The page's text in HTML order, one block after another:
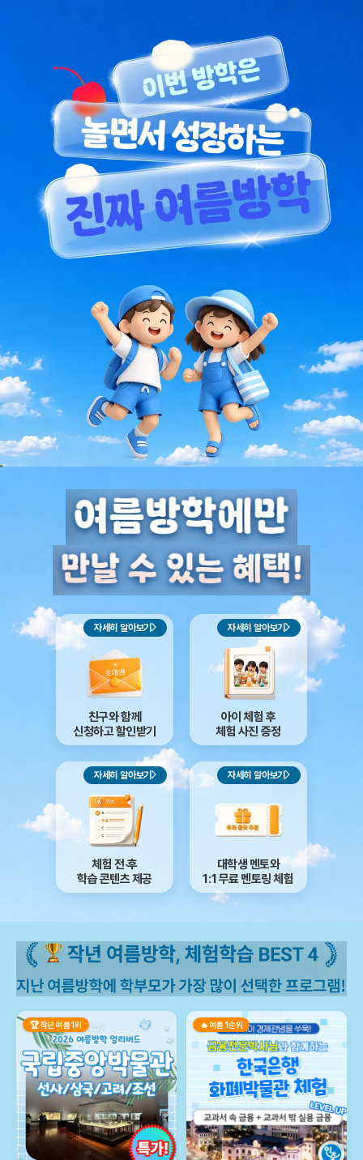
자세히 알아보기
친구와 함께
신청하고 할인받기
자세히 알아보기
아이 체험 후
체험 사진 증정
자세히 알아보기
체험 전·후
학습 콘텐츠 제공
자세히 알아보기
대학생 멘토와
1:1 무료 멘토링 체험
🏆 작년 여름 1위 🔥 여름 1순위